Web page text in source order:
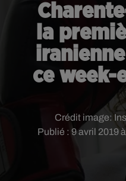
la
ce week-
Publié : 9 avril 2019
Crédit image: